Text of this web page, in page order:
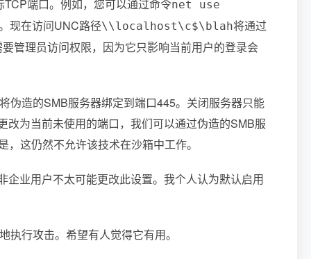
端口。例如，您可以通过命令net use
现在访问UNC路径\\localhost\c$\blah将通过
管理员访问权限，因为它只影响当前用户的登录会
伪造的SMB服务器绑定到端口445。关闭服务器只能
为当前未使用的端口，我们可以通过伪造的SMB服
这仍然不允许该技术在沙箱中工作。
业用户不太可能更改此设置。我个人认为默认启用
行攻击。希望有人觉得它有用。